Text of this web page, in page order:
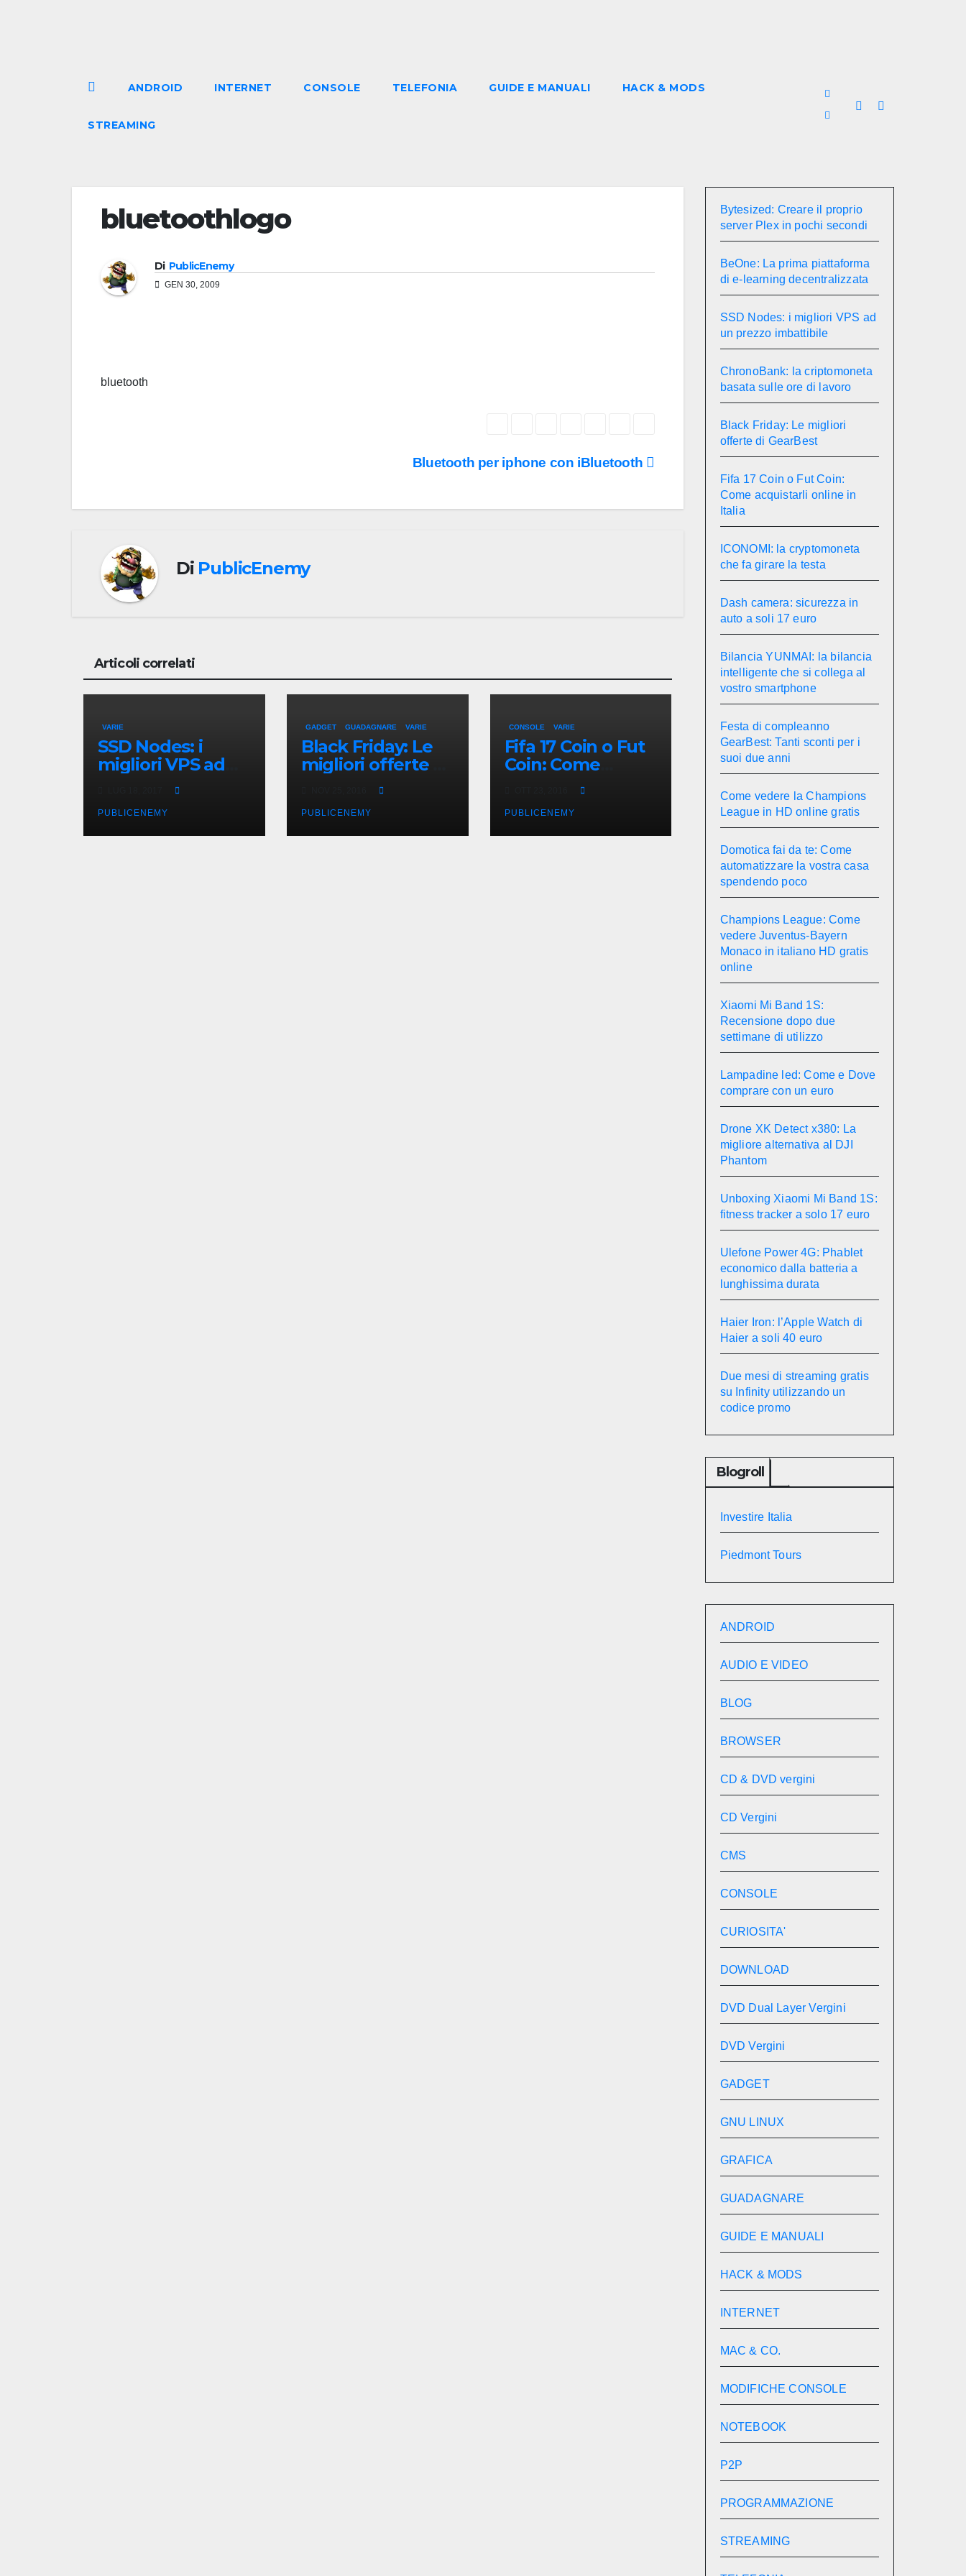
ANDROID INTERNET CONSOLE TELEFONIA GUIDE E MANUALI HACK & MODS
STREAMING
bluetoothlogo
Di PublicEnemy
GEN 30, 2009
bluetooth
Bluetooth per iphone con iBluetooth
Di PublicEnemy
Articoli correlati
VARIE
SSD Nodes: i
migliori VPS ad
un prezzo
imbattibile
PUBLICENEMY
GADGET GUADAGNARE VARIE
Black Friday: Le
migliori offerte di
GearBest
PUBLICENEMY
CONSOLE VARIE
Fifa 17 Coin o Fut
Coin: Come
acquistarli online
PUBLICENEMY
Bytesized: Creare il proprio
server Plex in pochi secondi
BeOne: La prima piattaforma
di e-learning decentralizzata
SSD Nodes: i migliori VPS ad
un prezzo imbattibile
ChronoBank: la criptomoneta
basata sulle ore di lavoro
Black Friday: Le migliori
offerte di GearBest
Fifa 17 Coin o Fut Coin:
Come acquistarli online in
Italia
ICONOMI: la cryptomoneta
che fa girare la testa
Dash camera: sicurezza in
auto a soli 17 euro
Bilancia YUNMAI: la bilancia
intelligente che si collega al
vostro smartphone
Festa di compleanno
GearBest: Tanti sconti per i
suoi due anni
Come vedere la Champions
League in HD online gratis
Domotica fai da te: Come
automatizzare la vostra casa
spendendo poco
Champions League: Come
vedere Juventus-Bayern
Monaco in italiano HD gratis
online
Xiaomi Mi Band 1S:
Recensione dopo due
settimane di utilizzo
Lampadine led: Come e Dove
comprare con un euro
Drone XK Detect x380: La
migliore alternativa al DJI
Phantom
Unboxing Xiaomi Mi Band 1S:
fitness tracker a solo 17 euro
Ulefone Power 4G: Phablet
economico dalla batteria a
lunghissima durata
Haier Iron: l’Apple Watch di
Haier a soli 40 euro
Due mesi di streaming gratis
su Infinity utilizzando un
codice promo
Blogroll
Investire Italia
Piedmont Tours
ANDROID
AUDIO E VIDEO
BLOG
BROWSER
CD & DVD vergini
CD Vergini
CMS
CONSOLE
CURIOSITA'
DOWNLOAD
DVD Dual Layer Vergini
DVD Vergini
GADGET
GNU LINUX
GRAFICA
GUADAGNARE
GUIDE E MANUALI
HACK & MODS
INTERNET
MAC & CO.
MODIFICHE CONSOLE
NOTEBOOK
P2P
PROGRAMMAZIONE
STREAMING